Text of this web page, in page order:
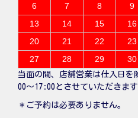
6
7 8 9
13
14 15 16
20
21 22 23
27
28 29 30
当面の間、店舗営業は仕入日を
00〜17:00とさせていただきます
＊ご予約は必要ありません。